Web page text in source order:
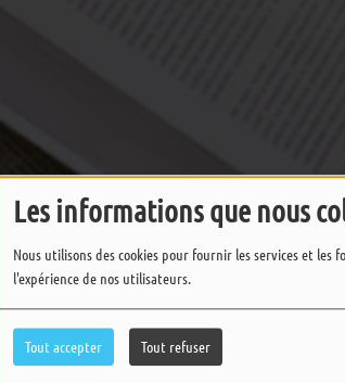
Les informations que nous
Nous utilisons des cookies pour fournir les services et
l'expérience de nos utilisateurs.
Tout accepter Tout refuser